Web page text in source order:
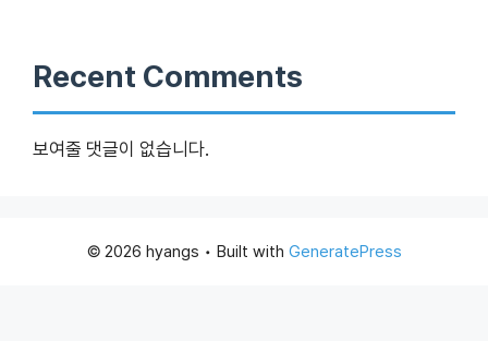
Recent Comments
보여줄 댓글이 없습니다.
© 2026 hyangs • Built with GeneratePress